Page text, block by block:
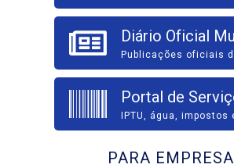
Diário Oficial
Publicações oficiais
Portal de
IPTU, água, impostos
PARA